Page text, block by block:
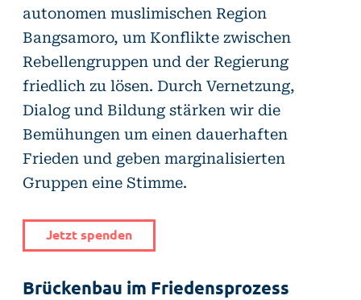
autonomen muslimischen Region
Bangsamoro, um Konflikte zwischen
Rebellengruppen und der Regierung
friedlich zu lösen. Durch Vernetzung,
Dialog und Bildung stärken wir die
Bemühungen um einen dauerhaften
Frieden und geben marginalisierten
Gruppen eine Stimme.
Jetzt spenden
Brückenbau im Friedensprozess